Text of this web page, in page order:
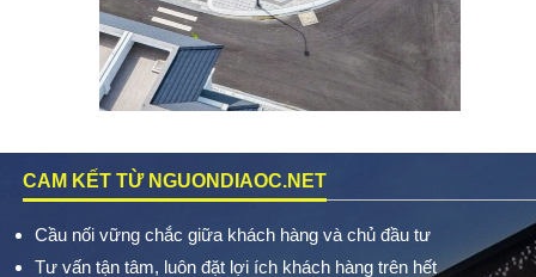
CAM KẾT TỪ NGUONDIAOC.NET
Cầu nối vững chắc giữa khách hàng và chủ đầu tư
Tư vấn tận tâm, luôn đặt lợi ích khách hàng trên hết